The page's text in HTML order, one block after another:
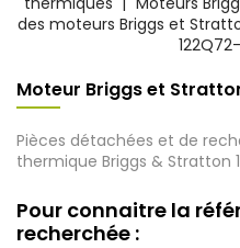
des moteurs Briggs et
Moteur Briggs et
Pièces détachées et de
thermique Briggs & Stratton
Pour connaitre la
recherchée :